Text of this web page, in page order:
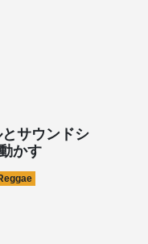
とサウンドシ
かす